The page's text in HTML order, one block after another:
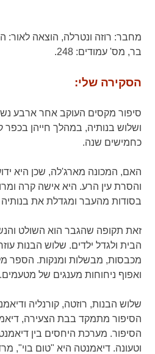
מחבר: רוזה ונטרלה, הוצאה לאור:
בר, מס' עמודים: 248.
הסקירה שלי:
סיפור מקסים העוקב אחר ארבע
ושלוש בנותיה, במהלך חייהן
כחמישים שנה.
האם, המכונה מארג'לה, שכן היא
והסרת עין הרע. היא אישה קרה
בסודות מהעבר ומגדלת את
זאת תקופה שהגבר הוא השולט
הבית ולגדל ילדים. שלוש הבנות
מכבסות, מבשלות ומנקות. הספר
ואפוף ניחוחות מענגים של מטעמים.
שלוש הבנות, רוזטה, קורנליה
הסיפור מתמקד בבת הצעירה,
הסיפור. מערכת היחסים בין
וטעונה. דיאמנטה היא "טום בוי",